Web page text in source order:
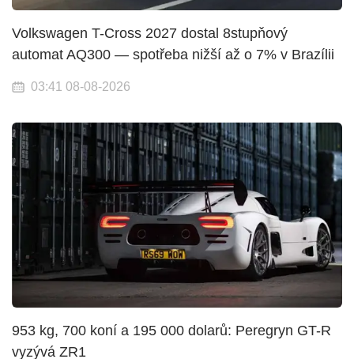
Volkswagen T-Cross 2027 dostal 8stupňový
automat AQ300 — spotřeba nižší až o 7% v Brazílii
03:41 08-08-2026
953 kg, 700 koní a 195 000 dolarů: Peregryn GT-R
vyzývá ZR1